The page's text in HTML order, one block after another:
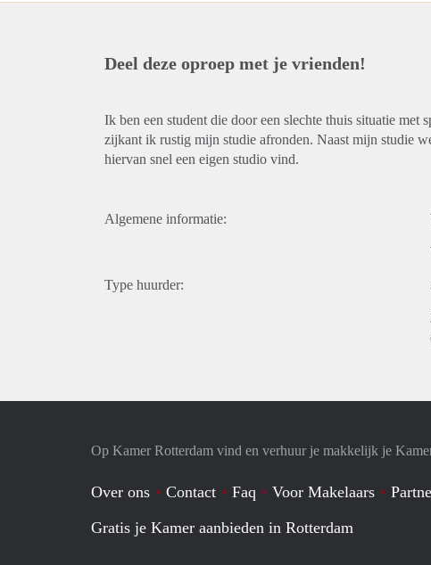
Deel deze oproep met je vrienden!
Ik ben een student die door een slechte thuis situatie
zijkant ik rustig mijn studie afronden. Naast mijn studie
hiervan snel een eigen studio vind.
Algemene informatie:
Type huurder:
Op Kamer Rotterdam vind en verhuur je makkelijk je
Over ons Contact Faq Voor Makelaars
Gratis je Kamer aanbieden in Rotterdam